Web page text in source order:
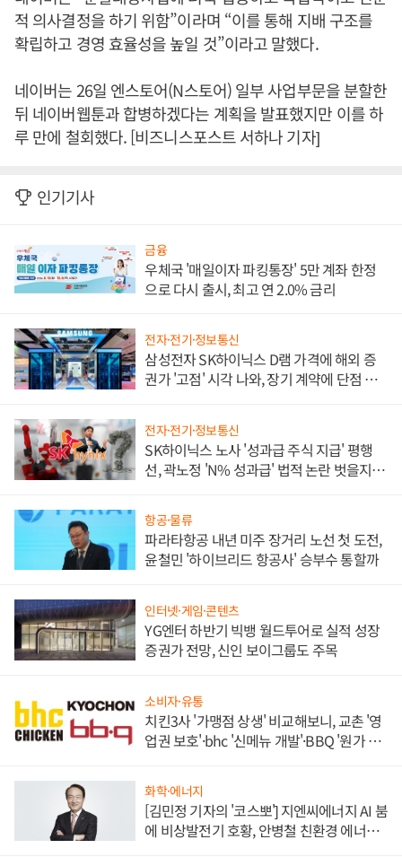
적 의사결정을 하기 위함”이라며 “이를 통해 지배 구조를
확립하고 경영 효율성을 높일 것”이라고 말했다.
네이버는 26일 엔스토어(N스토어) 일부 사업부문을 분할한
뒤 네이버웹툰과 합병하겠다는 계획을 발표했지만 이를 하
루 만에 철회했다. [비즈니스포스트 서하나 기자]
인기기사
금융
우체국 '매일이자 파킹통장' 5만 계좌 한정
으로 다시 출시, 최고 연 2.0% 금리
전자·전기·정보통신
삼성전자 SK하이닉스 D램 가격에 해외 증
권가 '고점' 시각 나와, 장기 계약에 단점 부
전자·전기·정보통신
SK하이닉스 노사 '성과급 주식 지급' 평행
선, 곽노정 'N% 성과급' 법적 논란 벗을지 주
항공·물류
파라타항공 내년 미주 장거리 노선 첫 도전,
윤철민 '하이브리드 항공사' 승부수 통할까
인터넷·게임·콘텐츠
YG엔터 하반기 빅뱅 월드투어로 실적 성장
증권가 전망, 신인 보이그룹도 주목
소비자·유통
치킨3사 '가맹점 상생' 비교해보니, 교촌 '영
업권 보호'·bhc '신메뉴 개발'·BBQ '원가 부
화학·에너지
[김민정 기자의 '코스뽀'] 지엔씨에너지 AI 붐
에 비상발전기 호황, 안병철 친환경 에너지